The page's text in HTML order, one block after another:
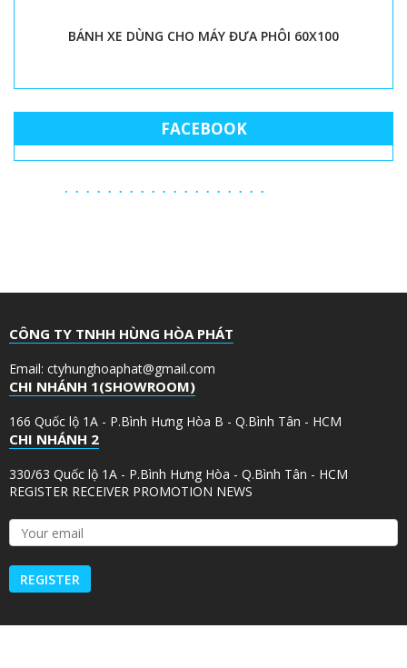
BÁNH XE DÙNG CHO MÁY ĐƯA PHÔI 60X100
FACEBOOK
CÔNG TY TNHH HÙNG HÒA PHÁT
Email: ctyhunghoaphat@gmail.com
CHI NHÁNH 1(SHOWROOM)
166 Quốc lộ 1A - P.Bình Hưng Hòa B - Q.Bình Tân - HCM
CHI NHÁNH 2
330/63 Quốc lộ 1A - P.Bình Hưng Hòa - Q.Bình Tân - HCM
REGISTER RECEIVER PROMOTION NEWS
Y
o
u
e
a